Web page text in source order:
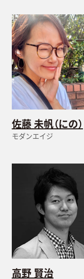
佐藤 未帆（にの）
モダンエイジ
高野 賢治